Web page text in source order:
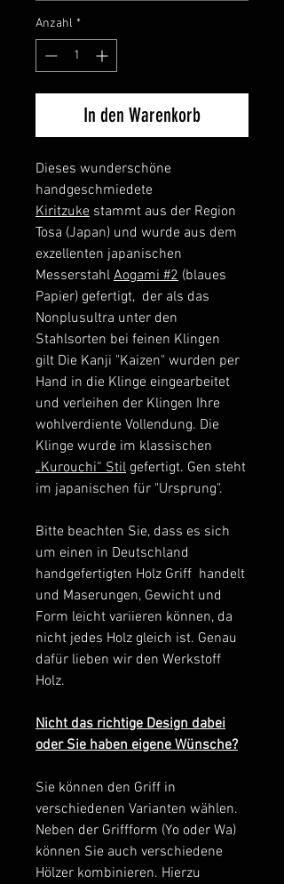
Anzahl *
In den Warenkorb
Dieses wunderschöne
handgeschmiedete
Kiritzuke stammt aus der Region
Tosa (Japan) und wurde aus dem
exzellenten japanischen
Messerstahl Aogami #2 (blaues
Papier) gefertigt, der als das
Nonplusultra unter den
Stahlsorten bei feinen Klingen
gilt Die Kanji "Kaizen" wurden per
Hand in die Klinge eingearbeitet
und verleihen der Klingen Ihre
wohlverdiente Vollendung. Die
Klinge wurde im klassischen
„Kurouchi“ Stil gefertigt. Gen steht
im japanischen für "Ursprung".
Bitte beachten Sie, dass es sich
um einen in Deutschland
handgefertigten Holz Griff handelt
und Maserungen, Gewicht und
Form leicht variieren können, da
nicht jedes Holz gleich ist. Genau
dafür lieben wir den Werkstoff
Holz.
Nicht das richtige Design dabei
oder Sie haben eigene Wünsche?
Sie können den Griff in
verschiedenen Varianten wählen.
Neben der Griffform (Yo oder Wa)
können Sie auch verschiedene
Hölzer kombinieren. Hierzu